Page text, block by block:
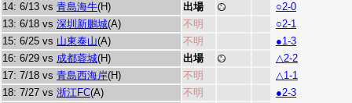
14: 6/13 vs 青島海牛(H) 出場
○2-0
13: 6/18 vs 深圳新鵬城(A) 不明
○2-1
15: 6/25 vs 山東泰山(A) 不明
●1-3
16: 6/29 vs 成都蓉城(H) 出場
△2-2
17: 7/18 vs 青島西海岸(H) 不明
△1-1
18: 7/27 vs 浙江FC(A) 不明
●2-3